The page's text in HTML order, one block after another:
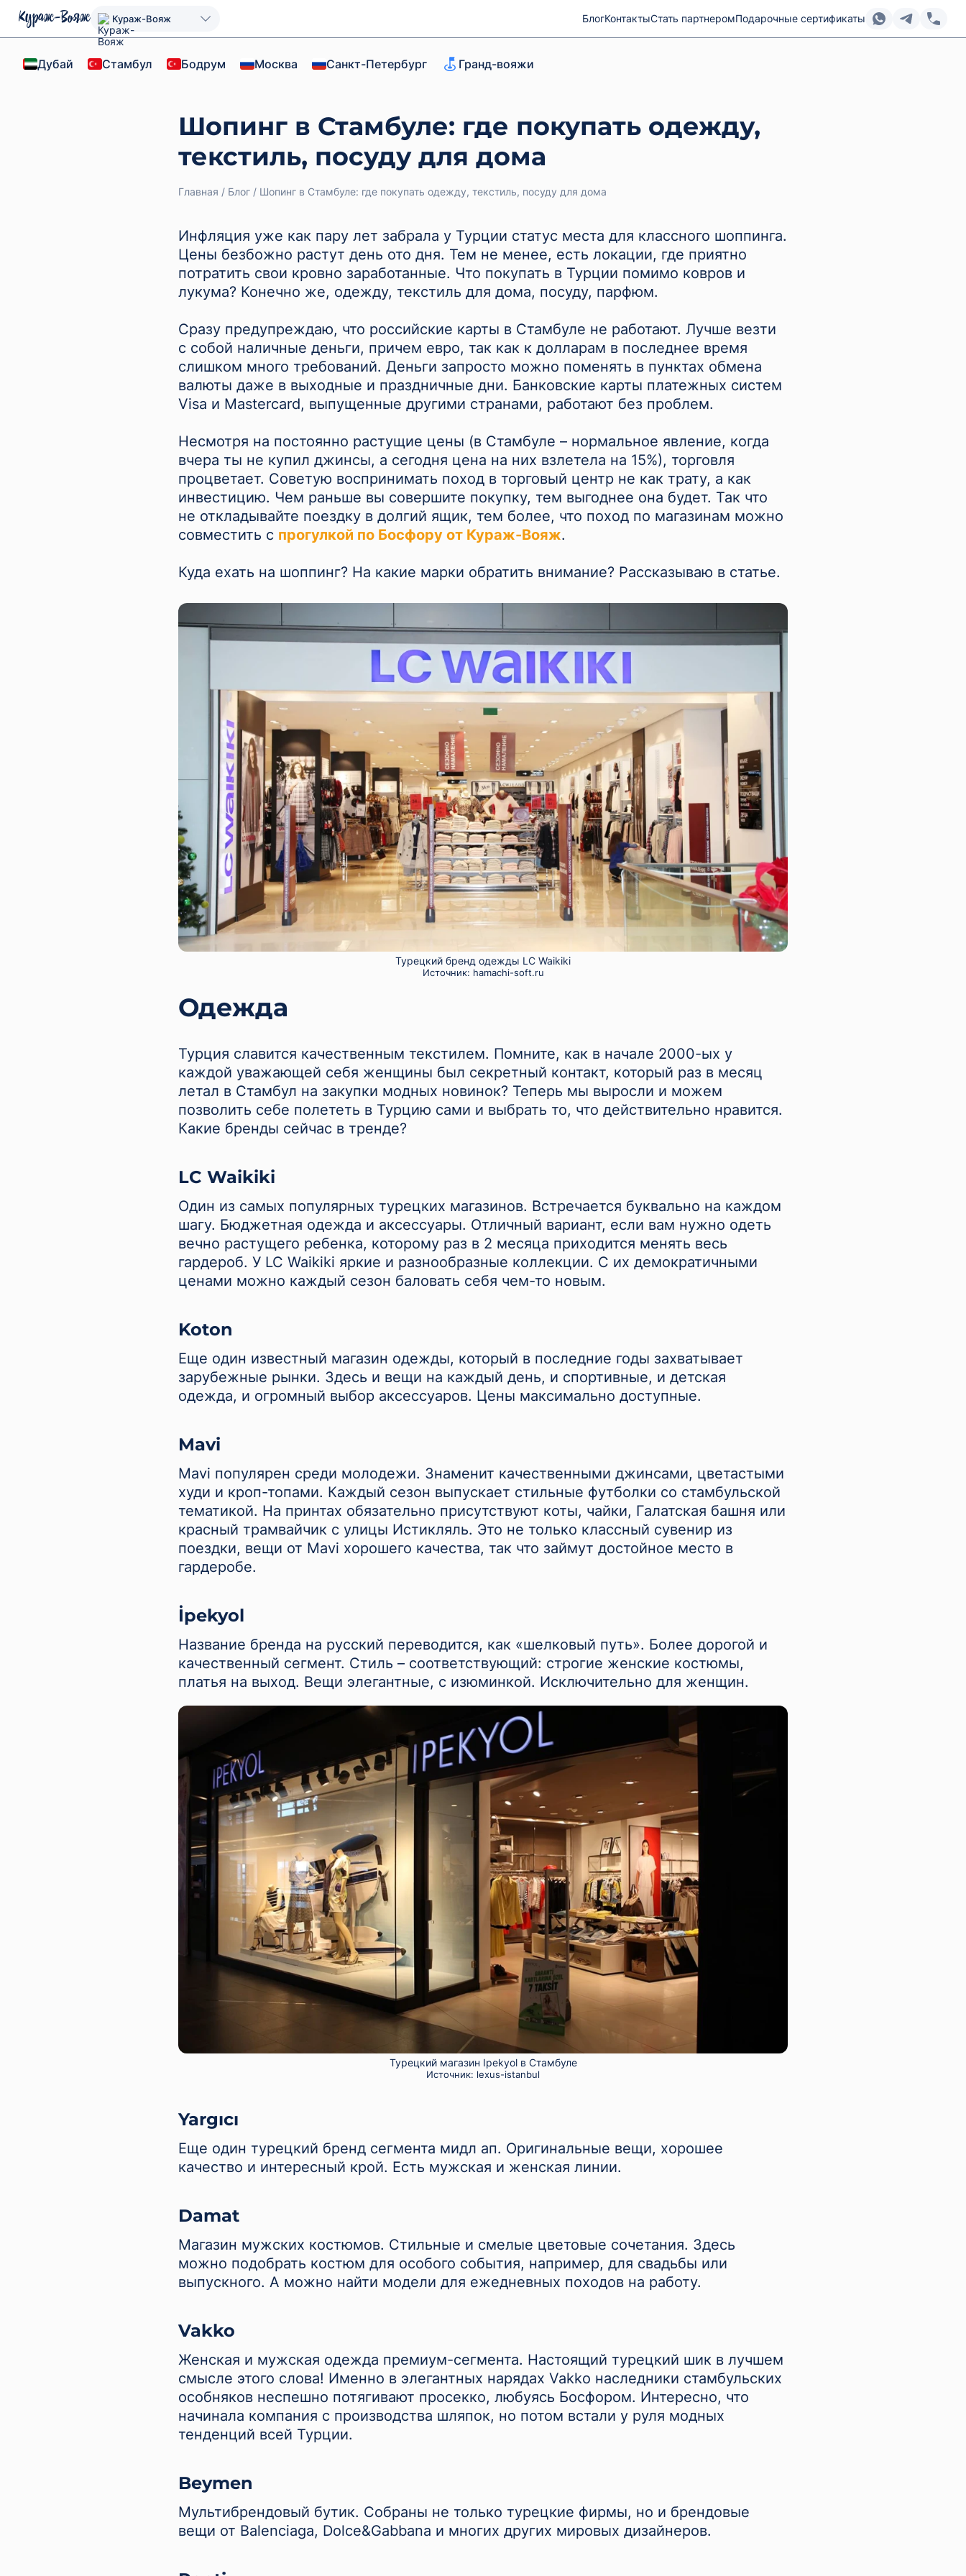
Кураж-Вояж БлогКонтактыСтать партнеромПодарочные сертификаты
Дубай Стамбул Бодрум Москва Санкт-Петербург Гранд-вояжи
Шопинг в Стамбуле: где покупать одежду,
текстиль, посуду для дома
Главная Блог Шопинг в Стамбуле: где покупать одежду, текстиль, посуду для дома
Инфляция уже как пару лет забрала у Турции статус места для классного шоппинга.
Цены безбожно растут день ото дня. Тем не менее, есть локации, где приятно
потратить свои кровно заработанные. Что покупать в Турции помимо ковров и
лукума? Конечно же, одежду, текстиль для дома, посуду, парфюм.
Сразу предупреждаю, что российские карты в Стамбуле не работают. Лучше везти
с собой наличные деньги, причем евро, так как к долларам в последнее время
слишком много требований. Деньги запросто можно поменять в пунктах обмена
валюты даже в выходные и праздничные дни. Банковские карты платежных систем
Visa и Mastercard, выпущенные другими странами, работают без проблем.
Несмотря на постоянно растущие цены (в Стамбуле – нормальное явление, когда
вчера ты не купил джинсы, а сегодня цена на них взлетела на 15%), торговля
процветает. Советую воспринимать поход в торговый центр не как трату, а как
инвестицию. Чем раньше вы совершите покупку, тем выгоднее она будет. Так что
не откладывайте поездку в долгий ящик, тем более, что поход по магазинам можно
совместить с прогулкой по Босфору от Кураж-Вояж.
Куда ехать на шоппинг? На какие марки обратить внимание? Рассказываю в статье.
Турецкий бренд одежды LC Waikiki
Источник: hamachi-soft.ru
Одежда
Турция славится качественным текстилем. Помните, как в начале 2000-ых у
каждой уважающей себя женщины был секретный контакт, который раз в месяц
летал в Стамбул на закупки модных новинок? Теперь мы выросли и можем
позволить себе полететь в Турцию сами и выбрать то, что действительно нравится.
Какие бренды сейчас в тренде?
LC Waikiki
Один из самых популярных турецких магазинов. Встречается буквально на каждом
шагу. Бюджетная одежда и аксессуары. Отличный вариант, если вам нужно одеть
вечно растущего ребенка, которому раз в 2 месяца приходится менять весь
гардероб. У LC Waikiki яркие и разнообразные коллекции. С их демократичными
ценами можно каждый сезон баловать себя чем-то новым.
Koton
Еще один известный магазин одежды, который в последние годы захватывает
зарубежные рынки. Здесь и вещи на каждый день, и спортивные, и детская
одежда, и огромный выбор аксессуаров. Цены максимально доступные.
Mavi
Mavi популярен среди молодежи. Знаменит качественными джинсами, цветастыми
худи и кроп-топами. Каждый сезон выпускает стильные футболки со стамбульской
тематикой. На принтах обязательно присутствуют коты, чайки, Галатская башня или
красный трамвайчик с улицы Истикляль. Это не только классный сувенир из
поездки, вещи от Mavi хорошего качества, так что займут достойное место в
гардеробе.
İpekyol
Название бренда на русский переводится, как «шелковый путь». Более дорогой и
качественный сегмент. Стиль – соответствующий: строгие женские костюмы,
платья на выход. Вещи элегантные, с изюминкой. Исключительно для женщин.
Турецкий магазин Ipekyol в Стамбуле
Источник: lexus-istanbul
Yargıcı
Еще один турецкий бренд сегмента мидл ап. Оригинальные вещи, хорошее
качество и интересный крой. Есть мужская и женская линии.
Damat
Магазин мужских костюмов. Стильные и смелые цветовые сочетания. Здесь
можно подобрать костюм для особого события, например, для свадьбы или
выпускного. А можно найти модели для ежедневных походов на работу.
Vakko
Женская и мужская одежда премиум-сегмента. Настоящий турецкий шик в лучшем
смысле этого слова! Именно в элегантных нарядах Vakko наследники стамбульских
особняков неспешно потягивают просекко, любуясь Босфором. Интересно, что
начинала компания с производства шляпок, но потом встали у руля модных
тенденций всей Турции.
Beymen
Мультибрендовый бутик. Собраны не только турецкие фирмы, но и брендовые
вещи от Balenciaga, Dolce&Gabbana и многих других мировых дизайнеров.